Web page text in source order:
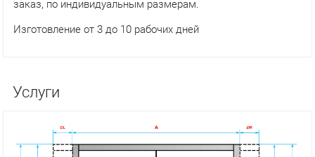
заказ, по индивидуальным размерам.
Изготовление от 3 до 10 рабочих дней
Услуги